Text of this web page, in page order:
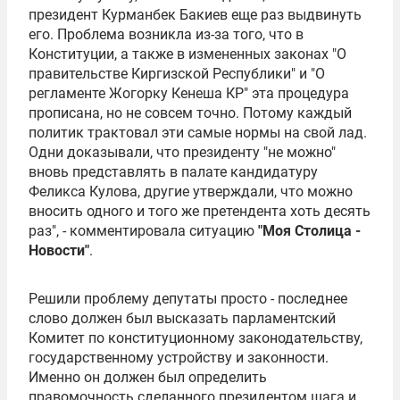
президент Курманбек Бакиев еще раз выдвинуть
его. Проблема возникла из-за того, что в
Конституции, а также в измененных законах "О
правительстве Киргизской Республики" и "О
регламенте Жогорку Кенеша КР" эта процедура
прописана, но не совсем точно. Потому каждый
политик трактовал эти самые нормы на свой лад.
Одни доказывали, что президенту "не можно"
вновь представлять в палате кандидатуру
Феликса Кулова, другие утверждали, что можно
вносить одного и того же претендента хоть десять
раз", - комментировала ситуацию "Моя Столица -
Новости".
Решили проблему депутаты просто - последнее
слово должен был высказать парламентский
Комитет по конституционному законодательству,
государственному устройству и законности.
Именно он должен был определить